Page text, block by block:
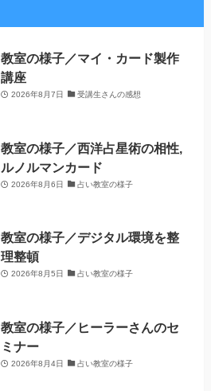
教室の様子／マイ・カード製作
講座
2026年8月7日 受講生さんの感想
教室の様子／西洋占星術の相性,
ルノルマンカード
2026年8月6日 占い教室の様子
教室の様子／デジタル環境を整
理整頓
2026年8月5日 占い教室の様子
教室の様子／ヒーラーさんのセ
ミナー
2026年8月4日 占い教室の様子